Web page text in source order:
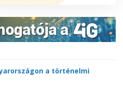
a történelmi